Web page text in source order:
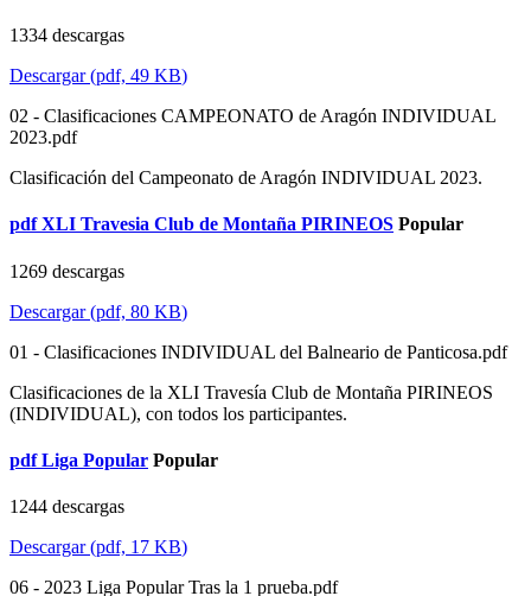
1334 descargas
Descargar(pdf, 49 KB)
02 - Clasificaciones CAMPEONATO de Aragón INDIVIDUAL
2023.pdf
Clasificación del Campeonato de Aragón INDIVIDUAL 2023.
pdf XLI Travesia Club de Montaña PIRINEOS Popular
1269 descargas
Descargar(pdf, 80 KB)
01 - Clasificaciones INDIVIDUAL del Balneario de Panticosa.pdf
Clasificaciones de la XLI Travesía Club de Montaña PIRINEOS
(INDIVIDUAL), con todos los participantes.
pdf Liga Popular Popular
1244 descargas
Descargar(pdf, 17 KB)
06 - 2023 Liga Popular Tras la 1 prueba.pdf